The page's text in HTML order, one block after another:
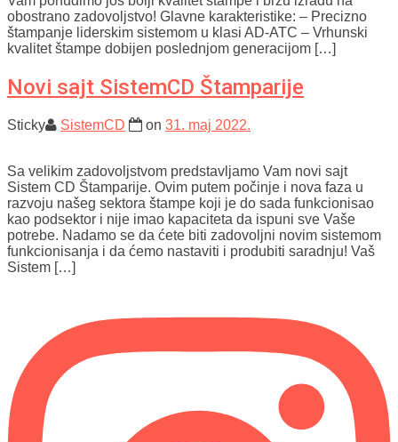
obostrano zadovoljstvo! Glavne karakteristike: – Precizno
štampanje liderskim sistemom u klasi AD-ATC – Vrhunski
kvalitet štampe dobijen poslednjom generacijom […]
Novi sajt SistemCD Štamparije
Sticky SistemCD on 31. maj 2022.
Sa velikim zadovoljstvom predstavljamo Vam novi sajt
Sistem CD Štamparije. Ovim putem počinje i nova faza u
razvoju našeg sektora štampe koji je do sada funkcionisao
kao podsektor i nije imao kapaciteta da ispuni sve Vaše
potrebe. Nadamo se da ćete biti zadovoljni novim sistemom
funkcionisanja i da ćemo nastaviti i produbiti saradnju! Vaš
Sistem […]